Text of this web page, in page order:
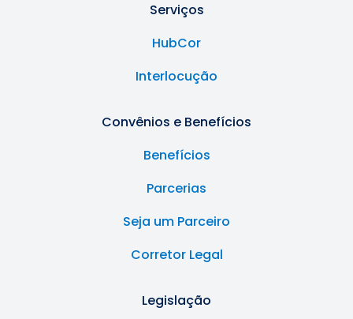
Serviços
HubCor
Interlocução
Convênios e Benefícios
Benefícios
Parcerias
Seja um Parceiro
Corretor Legal
Legislação